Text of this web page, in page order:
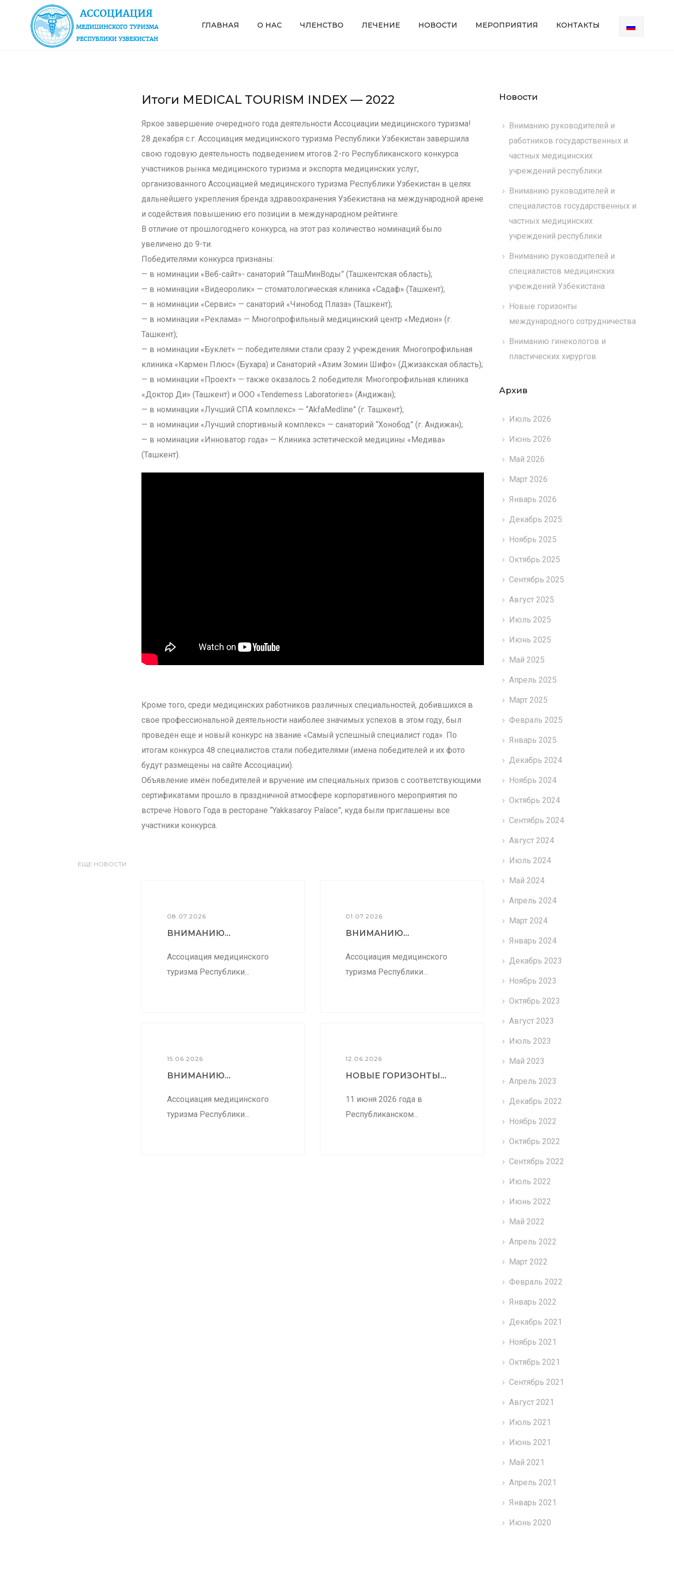
ГЛАВНАЯ О НАС ЧЛЕНСТВО ЛЕЧЕНИЕ НОВОСТИ МЕРОПРИЯТИЯ КОНТАКТЫ
Итоги MEDICAL TOURISM INDEX — 2022
Яркое завершение очередного года деятельности Ассоциации медицинского туризма!
28 декабря с.г. Ассоциация медицинского туризма Республики Узбекистан завершила
свою годовую деятельность подведением итогов 2-го Республиканского конкурса
участников рынка медицинского туризма и экспорта медицинских услуг,
организованного Ассоциацией медицинского туризма Республики Узбекистан в целях
дальнейшего укрепления бренда здравоохранения Узбекистана на международной арене
и содействия повышению его позиции в международном рейтинге.
В отличие от прошлогоднего конкурса, на этот раз количество номинаций было
увеличено до 9-ти.
Победителями конкурса признаны:
— в номинации «Веб-сайт»- санаторий “ТашМинВоды” (Ташкентская область);
— в номинации «Видеоролик» — стоматологическая клиника «Садаф» (Ташкент);
— в номинации «Сервис» — санаторий «Чинобод Плаза» (Ташкент);
— в номинации «Реклама» — Многопрофильный медицинский центр «Медион» (г.
Ташкент);
— в номинации «Буклет» — победителями стали сразу 2 учреждения: Многопрофильная
клиника «Кармен Плюс» (Бухара) и Санаторий «Азим Зомин Шифо» (Джизакская область);
— в номинации «Проект» — также оказалось 2 победителя: Многопрофильная клиника
«Доктор Ди» (Ташкент) и ООО «Tenderness Laboratories» (Андижан);
— в номинации «Лучший СПА комплекс» — “AkfaMedline” (г. Ташкент);
— в номинации «Лучший спортивный комплекс» — санаторий “Хонобод” (г. Андижан);
— в номинации «Инноватор года» — Клиника эстетической медицины «Медива»
(Ташкент).
Кроме того, среди медицинских работников различных специальностей, добившихся в
свое профессиональной деятельности наиболее значимых успехов в этом году, был
проведен еще и новый конкурс на звание «Самый успешный специалист года». По
итогам конкурса 48 специалистов стали победителями (имена победителей и их фото
будут размещены на сайте Ассоциации).
Объявление имён победителей и вручение им специальных призов с соответствующими
сертификатами прошло в праздничной атмосфере корпоративного мероприятия по
встрече Нового Года в ресторане “Yakkasaroy Palace”, куда были приглашены все
участники конкурса.
ЕЩЕ НОВОСТИ
08.07.2026
ВНИМАНИЮ...
Ассоциация медицинского
туризма Республики...
01.07.2026
ВНИМАНИЮ...
Ассоциация медицинского
туризма Республики...
15.06.2026
ВНИМАНИЮ...
Ассоциация медицинского
туризма Республики...
12.06.2026
НОВЫЕ ГОРИЗОНТЫ...
11 июня 2026 года в
Республиканском...
Новости
Вниманию руководителей и
работников государственных и
частных медицинских
учреждений республики
Вниманию руководителей и
специалистов государственных и
частных медицинских
учреждений республики
Вниманию руководителей и
специалистов медицинских
учреждений Узбекистана
Новые горизонты
международного сотрудничества
Вниманию гинекологов и
пластических хирургов
Архив
Июль 2026
Июнь 2026
Май 2026
Март 2026
Январь 2026
Декабрь 2025
Ноябрь 2025
Октябрь 2025
Сентябрь 2025
Август 2025
Июль 2025
Июнь 2025
Май 2025
Апрель 2025
Март 2025
Февраль 2025
Январь 2025
Декабрь 2024
Ноябрь 2024
Октябрь 2024
Сентябрь 2024
Август 2024
Июль 2024
Май 2024
Апрель 2024
Март 2024
Январь 2024
Декабрь 2023
Ноябрь 2023
Октябрь 2023
Август 2023
Июль 2023
Май 2023
Апрель 2023
Декабрь 2022
Ноябрь 2022
Октябрь 2022
Сентябрь 2022
Июль 2022
Июнь 2022
Май 2022
Апрель 2022
Март 2022
Февраль 2022
Январь 2022
Декабрь 2021
Ноябрь 2021
Октябрь 2021
Сентябрь 2021
Август 2021
Июль 2021
Июнь 2021
Май 2021
Апрель 2021
Январь 2021
Июнь 2020